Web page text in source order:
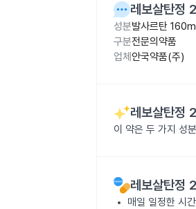
레보살탄
성분발사르탄
구분전문의약품
업체 안국약품(주)
레보살탄
이 약은 두 가지 성
레보살탄
매일 일정한 시